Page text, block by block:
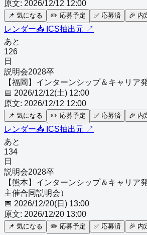
原文: 2026/12/12 12:00
📌 気になる ✏️ 応募予定 ✅ 応募済 🎉 内
レンダー📥 ICS抽出元 ↗
あと
126
日
説明会2028卒
【福岡】インターンシップ＆キャリア
📅 2026/12/12(土) 12:00
原文: 2026/12/12 12:00
📌 気になる ✏️ 応募予定 ✅ 応募済 🎉 内
レンダー📥 ICS抽出元 ↗
あと
134
日
説明会2028卒
【熊本】インターンシップ＆キャリア
主催合同説明会）
📅 2026/12/20(日) 13:00
原文: 2026/12/20 13:00
📌 気になる ✏️ 応募予定 ✅ 応募済 🎉 内